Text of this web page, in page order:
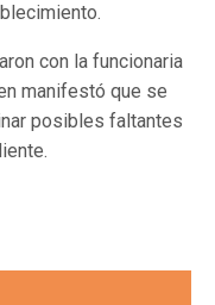
con la funcionaria
manifestó que se
posibles faltantes